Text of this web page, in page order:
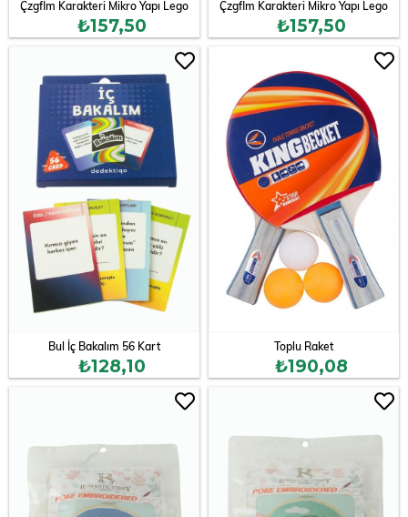
Çzgflm Karakteri Mikro Yapı Lego
₺157,50
Çzgflm Karakteri Mikro Yapı Lego
₺157,50
Bul İç Bakalım 56 Kart
₺128,10
Toplu Raket
₺190,08